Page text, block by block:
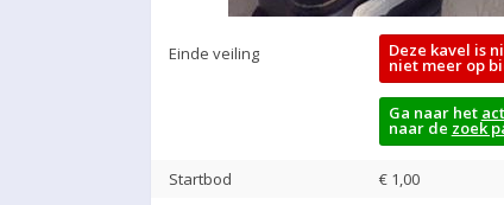
Einde veiling Deze kavel is
niet meer op
Ga naar het
naar de zoek
Startbod
€ 1,00